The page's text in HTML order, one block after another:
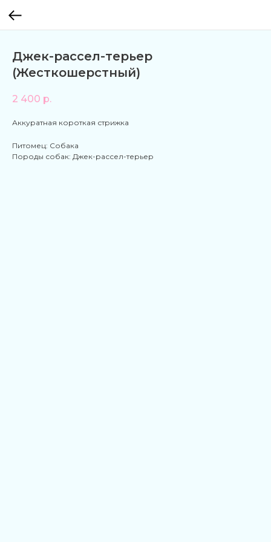
Джек-рассел-терьер
(Жесткошерстный)
2 400 р.
Аккуратная короткая стрижка
Питомец: Собака
Породы собак: Джек-рассел-терьер